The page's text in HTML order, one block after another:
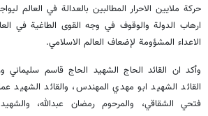
حركة ملايين الاحرار المطالبين بالعدالة في العالم
ارهاب الدولة والوقوف في وجه القوى الطاغية في
الاعداء المشؤومة لإضعاف العالم الاسلامي.
وأكد ان القائد الحاج الشهيد الحاج قاسم
القائد الشهيد ابو مهدي المهندس، والقائد الشهيد
فتحي الشقاقي، والمرحوم رمضان عبدالله،